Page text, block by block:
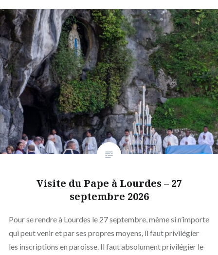
Visite du Pape à Lourdes – 27
septembre 2026
Pour se rendre à Lourdes le 27 septembre, même si n’importe
qui peut venir et par ses propres moyens, il faut privilégier
les inscriptions en paroisse. Il faut absolument privilégier le